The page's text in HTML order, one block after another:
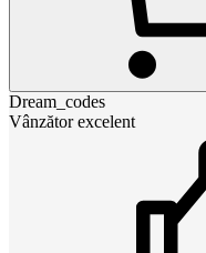
Dream_codes
Vânzător excelent